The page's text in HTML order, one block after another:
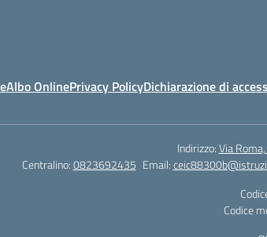
Albo OnlinePrivacy PolicyDichiarazione di
Indirizzo:Via
Centralino:0823692435 Email:
Codice